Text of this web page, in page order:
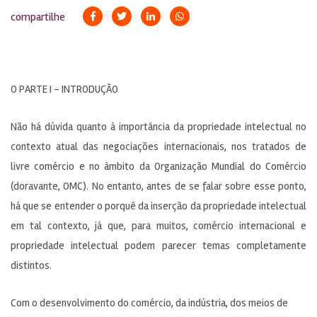
compartilhe
O PARTE I – INTRODUÇÃO
Não há dúvida quanto à importância da propriedade intelectual no
contexto atual das negociações internacionais, nos tratados de
livre comércio e no âmbito da Organização Mundial do Comércio
(doravante, OMC). No entanto, antes de se falar sobre esse ponto,
há que se entender o porquê da inserção da propriedade intelectual
em tal contexto, já que, para muitos, comércio internacional e
propriedade intelectual podem parecer temas completamente
distintos.
Com o desenvolvimento do comércio, da indústria, dos meios de